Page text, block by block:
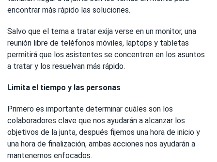
encontrar más rápido las soluciones.
Salvo que el tema a tratar exija verse en un monitor, una
reunión libre de teléfonos móviles, laptops y tabletas
permitirá que los asistentes se concentren en los asuntos
a tratar y los resuelvan más rápido.
Limita el tiempo y las personas
Primero es importante determinar cuáles son los
colaboradores clave que nos ayudarán a alcanzar los
objetivos de la junta, después fijemos una hora de inicio y
una hora de finalización, ambas acciones nos ayudarán a
mantenernos enfocados.